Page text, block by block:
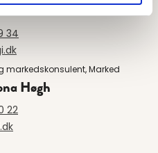
34
markedskonsulent, Marked
Høgh
22